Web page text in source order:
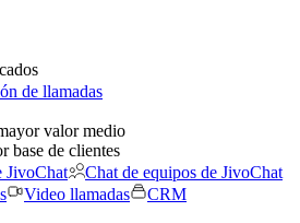
de llamadas
valor medio
base de clientes
JivoChat
Chat de equipos de JivoChat
Video llamadas
CRM